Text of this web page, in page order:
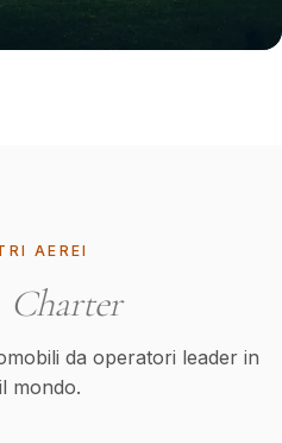
AEREI
Charter
da operatori leader in
mondo.